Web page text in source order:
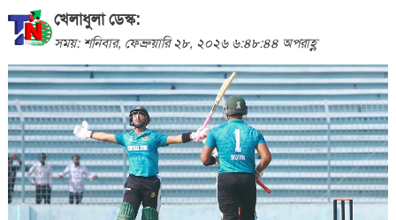
খেলাধুলা ডেস্ক:
সময়: শনিবার, ফেব্রুয়ারি ২৮, ২০২৬ ৬:৪৮:৪৪ অপরাহ্ণ